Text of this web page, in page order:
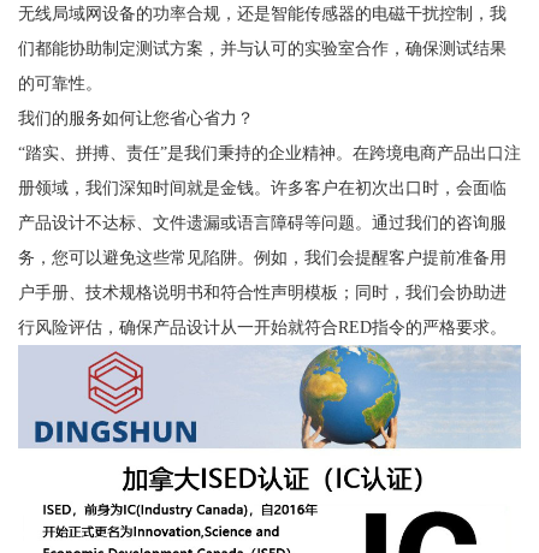
无线局域网设备的功率合规，还是智能传感器的电磁干扰控制，我
们都能协助制定测试方案，并与认可的实验室合作，确保测试结果
的可靠性。
我们的服务如何让您省心省力？
“踏实、拼搏、责任”是我们秉持的企业精神。在跨境电商产品出口注
册领域，我们深知时间就是金钱。许多客户在初次出口时，会面临
产品设计不达标、文件遗漏或语言障碍等问题。通过我们的咨询服
务，您可以避免这些常见陷阱。例如，我们会提醒客户提前准备用
户手册、技术规格说明书和符合性声明模板；同时，我们会协助进
行风险评估，确保产品设计从一开始就符合RED指令的严格要求。